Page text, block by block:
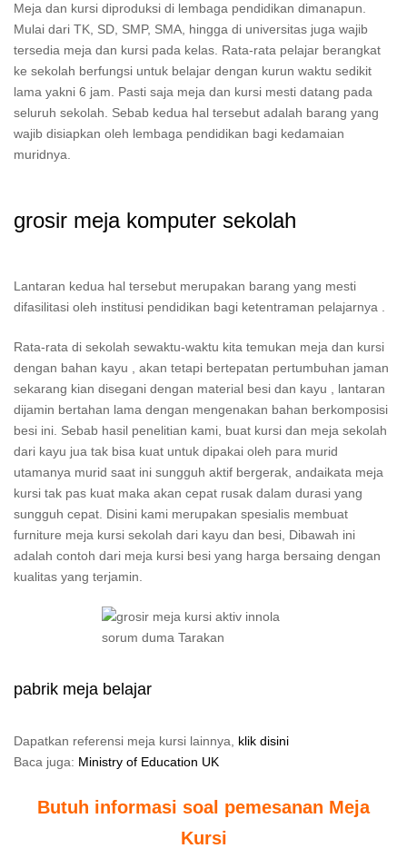
Meja dan kursi diproduksi di lembaga pendidikan dimanapun.
Mulai dari TK, SD, SMP, SMA, hingga di universitas juga wajib
tersedia meja dan kursi pada kelas. Rata-rata pelajar berangkat
ke sekolah berfungsi untuk belajar dengan kurun waktu sedikit
lama yakni 6 jam. Pasti saja meja dan kursi mesti datang pada
seluruh sekolah. Sebab kedua hal tersebut adalah barang yang
wajib disiapkan oleh lembaga pendidikan bagi kedamaian
muridnya.
grosir meja komputer sekolah
Lantaran kedua hal tersebut merupakan barang yang mesti
difasilitasi oleh institusi pendidikan bagi ketentraman pelajarnya .
Rata-rata di sekolah sewaktu-waktu kita temukan meja dan kursi
dengan bahan kayu , akan tetapi bertepatan pertumbuhan jaman
sekarang kian disegani dengan material besi dan kayu , lantaran
dijamin bertahan lama dengan mengenakan bahan berkomposisi
besi ini. Sebab hasil penelitian kami, buat kursi dan meja sekolah
dari kayu jua tak bisa kuat untuk dipakai oleh para murid
utamanya murid saat ini sungguh aktif bergerak, andaikata meja
kursi tak pas kuat maka akan cepat rusak dalam durasi yang
sungguh cepat. Disini kami merupakan spesialis membuat
furniture meja kursi sekolah dari kayu dan besi, Dibawah ini
adalah contoh dari meja kursi besi yang harga bersaing dengan
kualitas yang terjamin.
pabrik meja belajar
Dapatkan referensi meja kursi lainnya, klik disini
Baca juga: Ministry of Education UK
Butuh informasi soal pemesanan Meja
Kursi